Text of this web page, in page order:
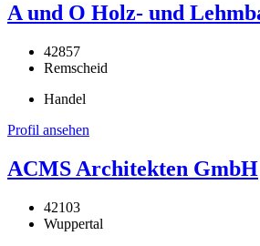
A und O Holz- und
42857
Remscheid
Handel
Profil ansehen
ACMS Architekten GmbH
42103
Wuppertal